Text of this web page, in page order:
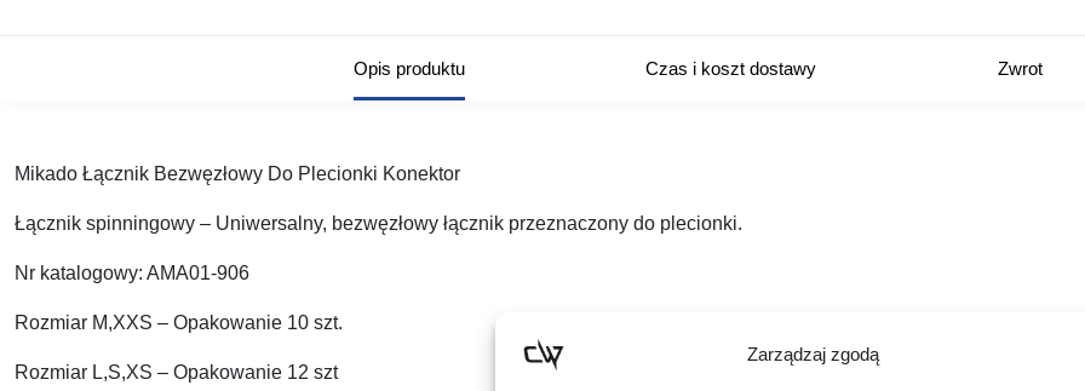
Zarządzaj zgodą
Opis produktu Czas i koszt dostawy Zwrot
Mikado Łącznik Bezwęzłowy Do Plecionki Konektor
Łącznik spinningowy – Uniwersalny, bezwęzłowy łącznik przeznaczony do plecionki.
Nr katalogowy: AMA01-906
Rozmiar M,XXS – Opakowanie 10 szt.
Rozmiar L,S,XS – Opakowanie 12 szt